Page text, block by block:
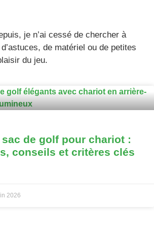
je n’ai cessé de chercher à
de matériel ou de petites
du jeu.
de golf pour chariot :
conseils et critères clés
2026